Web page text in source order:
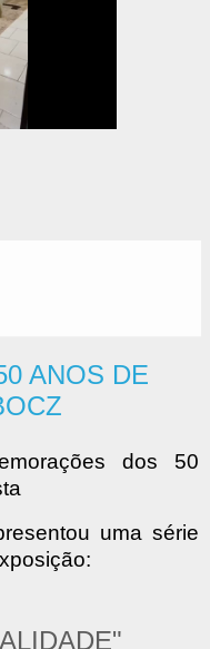
ANOS DE
dos 50
uma série